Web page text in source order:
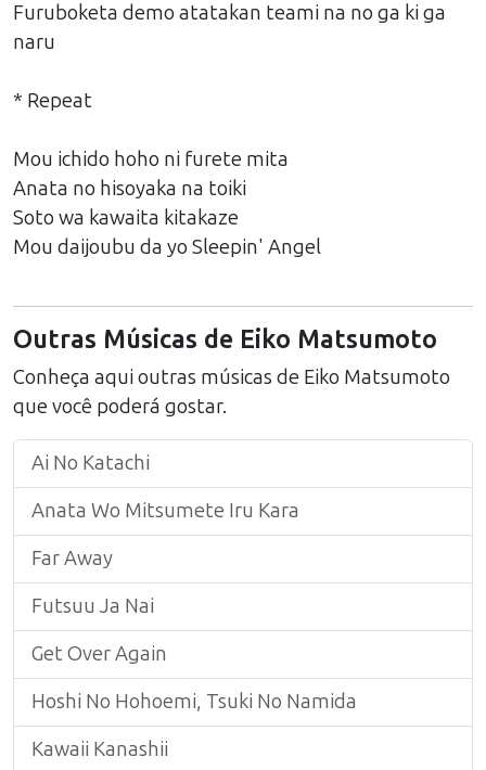
Furuboketa demo atatakan teami na no ga ki ga
naru
* Repeat
Mou ichido hoho ni furete mita
Anata no hisoyaka na toiki
Soto wa kawaita kitakaze
Mou daijoubu da yo Sleepin' Angel
Outras Músicas de Eiko Matsumoto
Conheça aqui outras músicas de Eiko Matsumoto
que você poderá gostar.
Ai No Katachi
Anata Wo Mitsumete Iru Kara
Far Away
Futsuu Ja Nai
Get Over Again
Hoshi No Hohoemi, Tsuki No Namida
Kawaii Kanashii